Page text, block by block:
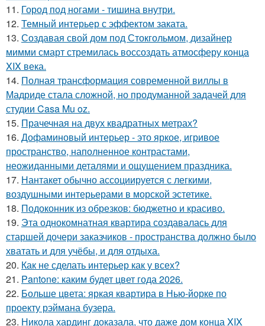
11. Город под ногами - тишина внутри.
12. Темный интерьер с эффектом заката.
13. Создавая свой дом под Стокгольмом, дизайнер
мимми смарт стремилась воссоздать атмосферу конца
XIX века.
14. Полная трансформация современной виллы в
Мадриде стала сложной, но продуманной задачей для
студии Casa Mu oz.
15. Прачечная на двух квадратных метрах?
16. Дофаминовый интерьер - это яркое, игривое
пространство, наполненное контрастами,
неожиданными деталями и ощущением праздника.
17. Нантакет обычно ассоциируется с легкими,
воздушными интерьерами в морской эстетике.
18. Подоконник из обрезков: бюджетно и красиво.
19. Эта однокомнатная квартира создавалась для
старшей дочери заказчиков - пространства должно было
хватать и для учёбы, и для отдыха.
20. Как не сделать интерьер как у всех?
21. Pantone: каким будет цвет года 2026.
22. Больше цвета: яркая квартира в Нью-йорке по
проекту рэймана бузера.
23. Никола хардинг доказала, что даже дом конца XIX